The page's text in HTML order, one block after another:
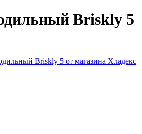
Briskly 5